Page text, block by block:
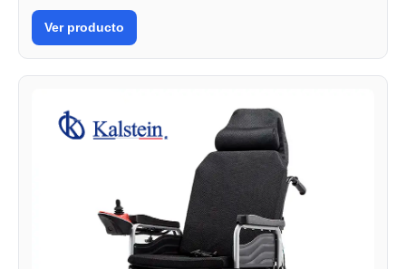
Ver producto